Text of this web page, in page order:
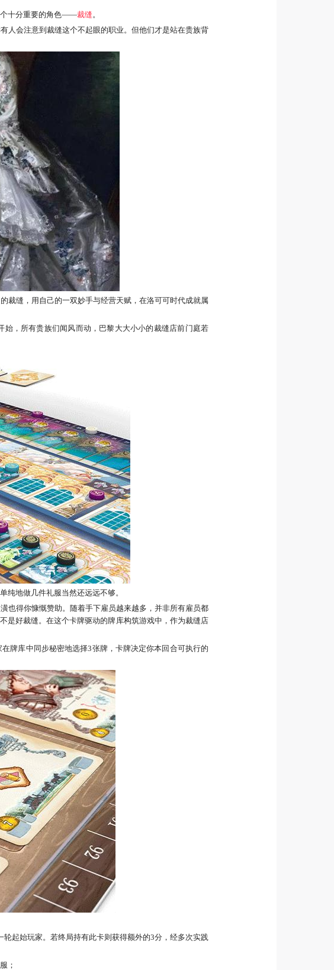
个十分重要的角色——裁缝。
人会注意到裁缝这个不起眼的职业。但他们才是站在贵族背
裁缝，用自己的一双妙手与经营天赋，在洛可可时代成就属
，所有贵族们闻风而动，巴黎大大小小的裁缝店前门庭若
纯地做几件礼服当然还远远不够。
也得你慷慨赞助。随着手下雇员越来越多，并非所有雇员都
是好裁缝。在这个卡牌驱动的牌库构筑游戏中，作为裁缝店
牌库中同步秘密地选择3张牌，卡牌决定你本回合可执行的
起始玩家。若终局持有此卡则获得额外的3分，经多次实践
；